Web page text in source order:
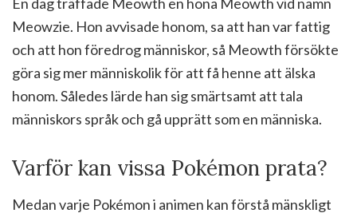
Meowzie. Hon avvisade honom, sa att han var fattig
och att hon föredrog människor, så Meowth försökte
göra sig mer människolik för att få henne att älska
honom. Således lärde han sig smärtsamt att tala
människors språk och gå upprätt som en människa.
Varför kan vissa Pokémon prata?
Medan varje Pokémon i animen kan förstå mänskligt